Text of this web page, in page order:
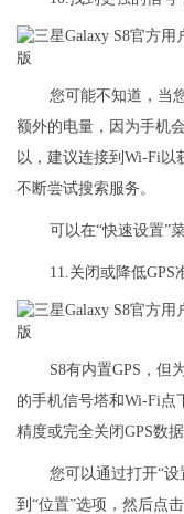
您可能不知道，当
额外的电量，因为手机
以，建议连接到Wi-Fi以
不断尝试搜索服务。
可以在“快速设置”
11.关闭或降低GPS
S8有内置GPS，但
的手机信号塔和Wi-Fi点
精度或完全关闭GPS数
您可以通过打开“设
到“位置”选项，然后点